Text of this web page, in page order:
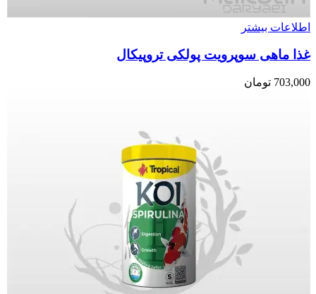
اطلاعات بیشتر
غذا ماهی سوپرویت پولکی تروپیکال
703,000 تومان